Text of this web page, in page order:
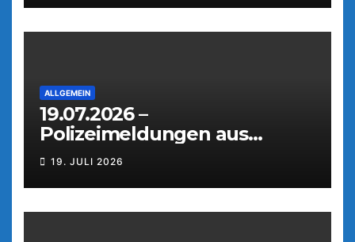
ALLGEMEIN
19.07.2026 –
Polizeimeldungen aus
Weiden
19. JULI 2026